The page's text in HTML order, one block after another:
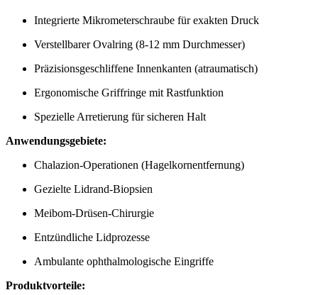
Integrierte Mikrometerschraube für exakten Druck
Verstellbarer Ovalring (8-12 mm Durchmesser)
Präzisionsgeschliffene Innenkanten (atraumatisch)
Ergonomische Griffringe mit Rastfunktion
Spezielle Arretierung für sicheren Halt
Anwendungsgebiete:
Chalazion-Operationen (Hagelkornentfernung)
Gezielte Lidrand-Biopsien
Meibom-Drüsen-Chirurgie
Entzündliche Lidprozesse
Ambulante ophthalmologische Eingriffe
Produktvorteile: